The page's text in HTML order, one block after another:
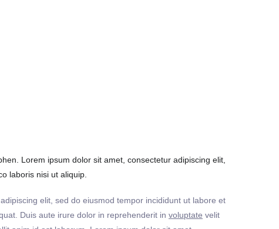
Lorem ipsum dolor sit amet, consectetur adipiscing elit,
laboris nisi ut aliquip.
adipiscing elit, sed do eiusmod tempor incididunt ut labore et
Duis aute irure dolor in reprehenderit in voluptate velit